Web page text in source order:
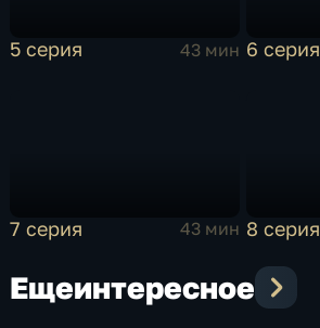
5 серия 43 мин 6 серия
7 серия 43 мин 8 серия
Ещеинтересное